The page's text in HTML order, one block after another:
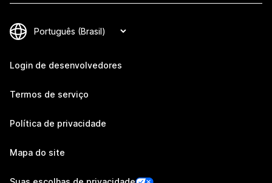
Login de desenvolvedores
Termos de serviço
Política de privacidade
Mapa do site